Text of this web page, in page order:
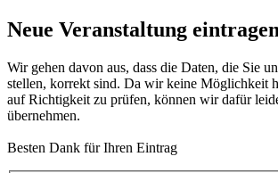
Neue Veranstaltung eintragen
Wir gehen davon aus, dass die Daten, die Sie
stellen, korrekt sind. Da wir keine Möglichkeit
auf Richtigkeit zu prüfen, können wir dafür
übernehmen.
Besten Dank für Ihren Eintrag